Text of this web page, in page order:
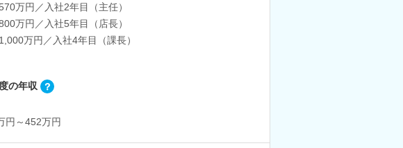
万円／入社2年目（主任）
万円／入社5年目（店長）
万円／入社4年目（課長）
の年収
円～452万円